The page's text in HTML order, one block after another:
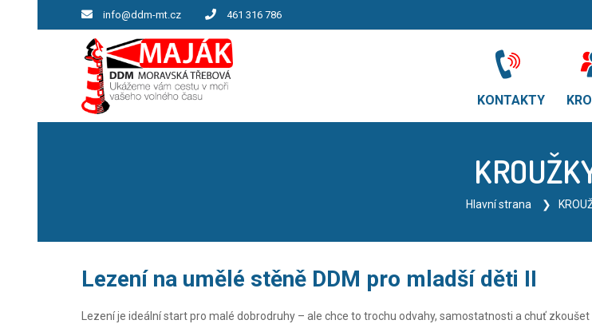
info@ddm-mt.cz 461 316 786
KONTAKTY
Hlavní strana
Lezení na umělé stěně DDM pro mladší děti II
Lezení je ideální start pro malé dobrodruhy – ale chce to trochu odvahy, samostatnosti a chuť